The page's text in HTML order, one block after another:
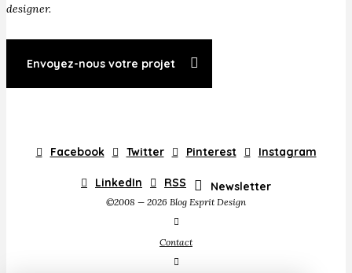
designer.
Envoyez-nous votre projet
Facebook Twitter Pinterest Instagram
LinkedIn RSS Newsletter
©2008 — 2026 Blog Esprit Design
Contact